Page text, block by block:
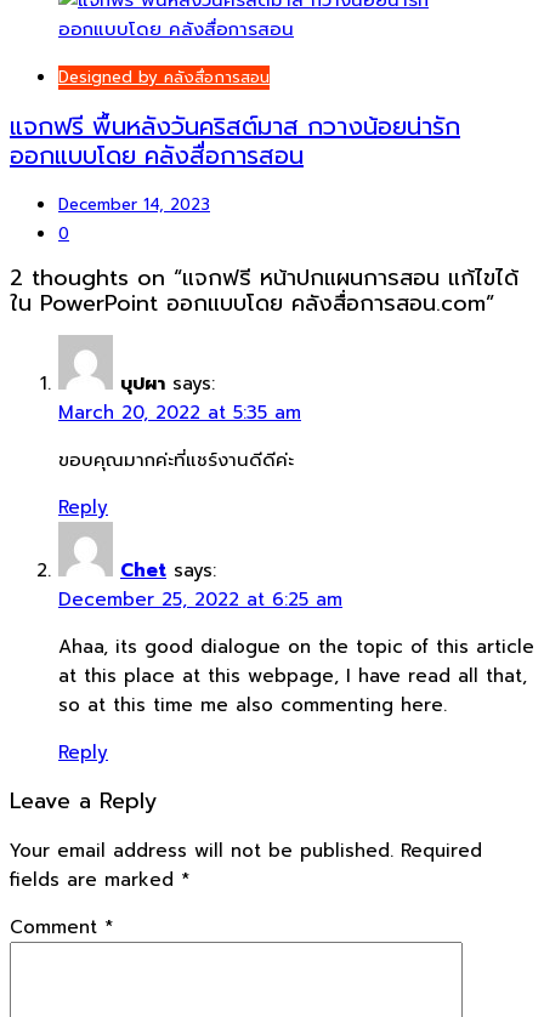
Designed by คลังสื่อการสอน
แจกฟรี พื้นหลังวันคริสต์มาส กวางน้อยน่ารัก
ออกแบบโดย คลังสื่อการสอน
December 14, 2023
0
2 thoughts on “แจกฟรี หน้าปกแผนการสอน แก้ไขได้
ใน PowerPoint ออกแบบโดย คลังสื่อการสอน.com”
บุปผา says:
March 20, 2022 at 5:35 am
ขอบคุณมากค่ะที่แชร์งานดีดีค่ะ
Reply
Chet says:
December 25, 2022 at 6:25 am
Ahaa, its good dialogue on the topic of this article
at this place at this webpage, I have read all that,
so at this time me also commenting here.
Reply
Leave a Reply
Your email address will not be published. Required
fields are marked *
Comment *